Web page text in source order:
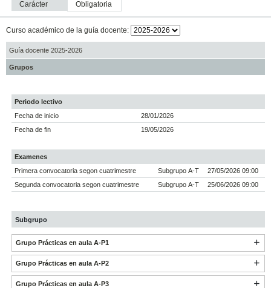
Carácter
obligatoria
Curso académico de la guía docente:
Guía docente 2025-2026
Grupos
Periodo lectivo
Fecha de inicio
28/01/2026
Fecha de fin
19/05/2026
Examenes
Primera convocatoria segon cuatrimestre
Subgrupo A-T
27/05/2026 09:00
Segunda convocatoria segon cuatrimestre
Subgrupo A-T 25/06/2026 09:00
Subgrupo
Grupo Prácticas en aula A-P1
Grupo Prácticas en aula A-P2
Grupo Prácticas en aula A-P3